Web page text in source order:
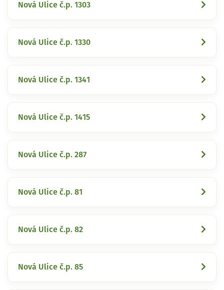
Nová Ulice č.p. 1303
Nová Ulice č.p. 1330
Nová Ulice č.p. 1341
Nová Ulice č.p. 1415
Nová Ulice č.p. 287
Nová Ulice č.p. 81
Nová Ulice č.p. 82
Nová Ulice č.p. 85